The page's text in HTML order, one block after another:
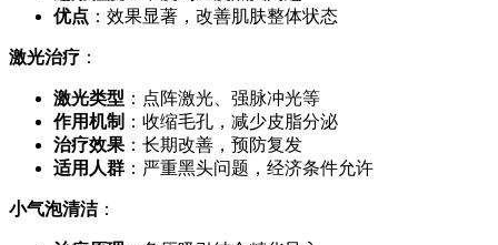
优点 ：效果显著，改善肌肤整体状态
激光治疗 ：
激光类型 ：点阵激光、强脉冲光等
作用机制 ：收缩毛孔，减少皮脂分泌
治疗效果 ：长期改善，预防复发
适用人群 ：严重黑头问题，经济条件允许
小气泡清洁：